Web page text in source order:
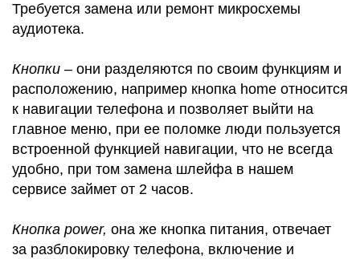
Требуется замена или ремонт микросхемы
аудиотека.
Кнопки – они разделяются по своим функциям и
расположению, например кнопка home относится
к навигации телефона и позволяет выйти на
главное меню, при ее поломке люди пользуется
встроенной функцией навигации, что не всегда
удобно, при том замена шлейфа в нашем
сервисе займет от 2 часов.
Кнопка power, она же кнопка питания, отвечает
за разблокировку телефона, включение и